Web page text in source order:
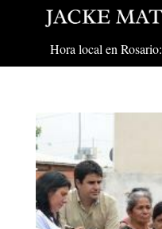
Hora local en Rosario: